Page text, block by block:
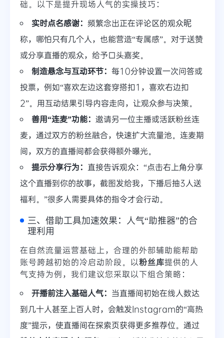
础。以下是提升现场人气的实操技巧：
实时点名感谢： 频繁念出正在评论区的观众昵
称，哪怕只有几个人，也能营造“专属感”。对于送赞
或分享直播的观众，给予口头嘉奖。
制造悬念与互动环节： 每10分钟设置一次问答或
投票，例如“喜欢左边这套穿搭扣1，喜欢右边扣
2”。用互动结果引导内容走向，让观众参与决策。
善用“连麦”功能： 邀请另一位主播或活跃粉丝连
麦，通过双方的粉丝融合，快速扩大流量池。连麦期
间，双方的直播间都会获得额外曝光。
提示分享行为： 直接告诉观众：“点击右上角分享
这个直播到你的故事，截图发给我，下播后抽3人送
福利。”很多人需要具体的指令才会行动。
三、借助工具加速效果：人气“助推器”的合
理利用
在自然流量运营基础上，合理的外部辅助能帮助
账号跨越初始的冷启动阶段。以粉丝库提供的人
气支持为例，我们建议您采取以下组合策略：
开播前注入基础人气： 当直播间初始在线人数达
到几十人甚至上百人时，会触发Instagram的“高热
度”提示，使直播间在探索页获得更多推荐位。通过